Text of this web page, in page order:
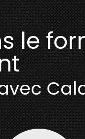
le